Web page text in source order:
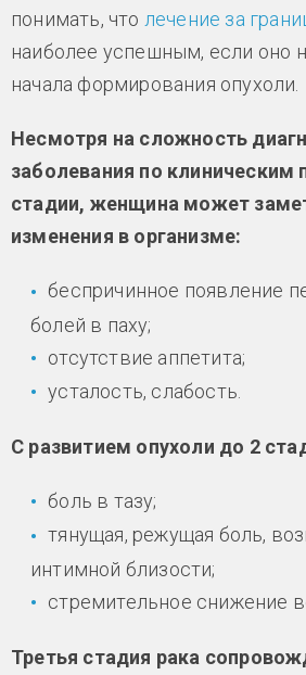
понимать, что лечение за
наиболее успешным, если оно
начала формирования опухоли.
Несмотря на сложность
заболевания по клиническим
стадии, женщина может
изменения в организме:
беспричинное появление
болей в паху;
отсутствие аппетита;
усталость, слабость.
С развитием опухоли до 2
боль в тазу;
тянущая, режущая боль,
интимной близости;
стремительное снижение
Третья стадия рака